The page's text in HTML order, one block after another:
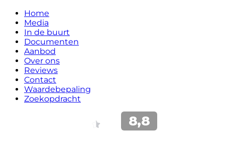
Home
Media
In de buurt
Documenten
Aanbod
Over ons
Reviews
Contact
Waardebepaling
Zoekopdracht